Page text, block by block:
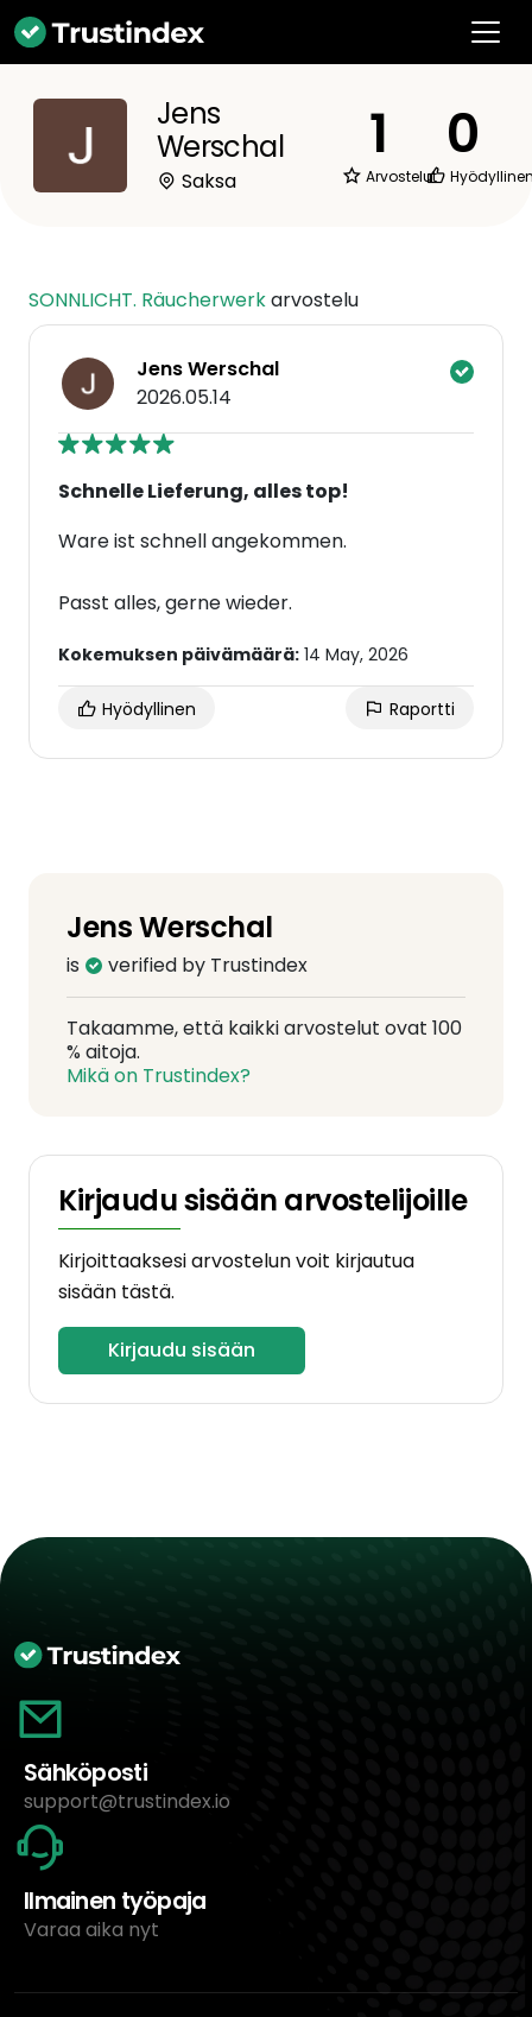
Jens
Werschal
Saksa
1
Arvostelut
0
SONNLICHT. Räucherwerkarvostelu
Jens Werschal
2026.05.14
Schnelle Lieferung, alles top!
Ware ist schnell angekommen.
Passt alles, gerne wieder.
Kokemuksen päivämäärä: 14 May, 2026
Hyödyllinen Raportti
Jens Werschal
is verified by Trustindex
Takaamme, että kaikki arvostelut ovat 100
% aitoja.
Mikä on Trustindex?
Kirjaudu sisään arvostelijoille
Kirjoittaaksesi arvostelun voit kirjautua
sisään tästä.
Kirjaudu sisään
Sähköposti
support@trustindex.io
Ilmainen työpaja
Varaa aika nyt